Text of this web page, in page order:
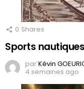
0 Shares
Sports
parKévin
4 semaines ago